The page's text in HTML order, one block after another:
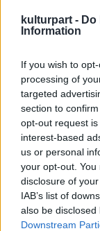
kulturpart - Do
Information
If you wish to
processing of
targeted
section to
opt-out request
interest-based
us or personal
your opt-out.
disclosure of
IAB’s list of
also be
Downstream
kapja meg
évente
plakettet
jegyezte
Az első
MTI-nek,
mert jól
nemcsak
is volt